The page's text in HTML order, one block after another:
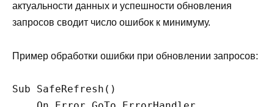
актуальности данных и успешности обновления
запросов сводит число ошибок к минимуму.
Пример обработки ошибки при обновлении запросов:
Sub SafeRefresh()